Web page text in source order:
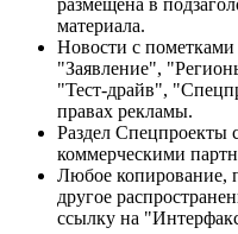
материала.
Новости с
"Заявление",
"Тест-драйв",
правах рекламы.
Раздел Спецпроекты
коммерческими
Любое копирование,
другое
ссылку на